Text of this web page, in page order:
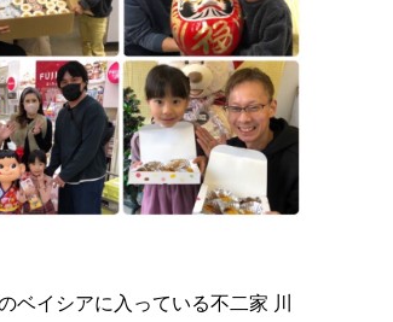
ベイシアに入っている不二家 川